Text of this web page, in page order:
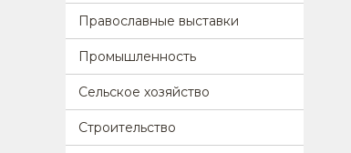
Православные выставки
Промышленность
Сельское хозяйство
Строительство